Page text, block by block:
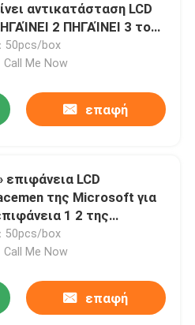
αντικατάσταση LCD
2 ΠΗΓΑΊΝΕΙ 3 το
1927 10,5»
50pcs/box
Call Me Now
επαφή
επιφάνεια LCD
της Microsoft για
1 2 της
1769
50pcs/box
Call Me Now
επαφή